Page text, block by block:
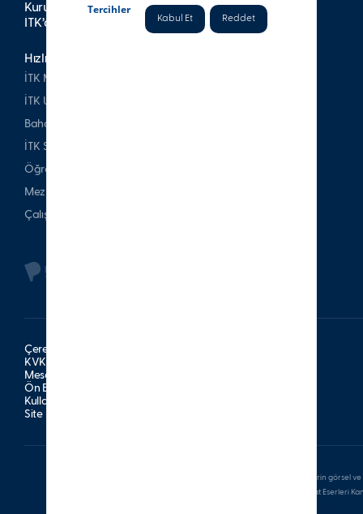
Kurumsal Yayınlar
İTK’da Kariyer
Hızlı Erişim
İTK Mezunları Derneği
İTK Uşakizade Köşkü
Bahattin Tatış Websitesi
İTK Spor Kulubü
Öğrenci & Veli
Mezun
Çalışan
Çerez Politikası
KVKK Aydınlatma Metni
Mesafeli Satış Sözleşmesi
Ön Bilgilendirme Formu
Kullanım Şartları
Site Haritası
Bu sitede bulunan tüm yazılı ve görsel içerikler ile bu içeriklerin görsel
veya satılamaz. Aksine davranışların, 5846 sayılı Fikir ve Sanat
Tercihler
Kabul Et Reddet